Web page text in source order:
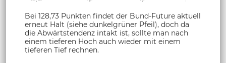
Bei 128,73 Punkten findet der Bund-Future aktuell
erneut Halt (siehe dunkelgrüner Pfeil), doch da
die Abwärtstendenz intakt ist, sollte man nach
einem tieferen Hoch auch wieder mit einem
tieferen Tief rechnen.